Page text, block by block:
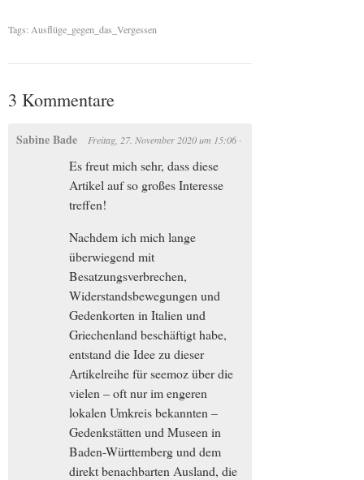
Tags: Ausflüge_gegen_das_Vergessen
3 Kommentare
Sabine Bade Freitag, 27. November 2020um 15:06 ·
Es freut mich sehr, dass diese
Artikel auf so großes Interesse
treffen!
Nachdem ich mich lange
überwiegend mit
Besatzungsverbrechen,
Widerstandsbewegungen und
Gedenkorten in Italien und
Griechenland beschäftigt habe,
entstand die Idee zu dieser
Artikelreihe für seemoz über die
vielen – oft nur im engeren
lokalen Umkreis bekannten –
Gedenkstätten und Museen in
Baden-Württemberg und dem
direkt benachbarten Ausland, die